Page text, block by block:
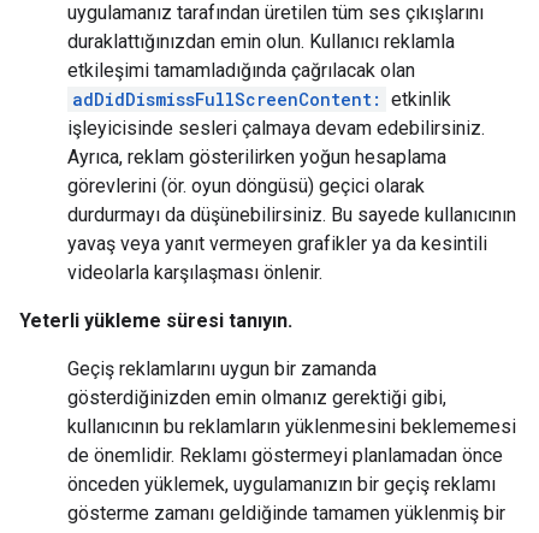
uygulamanız tarafından üretilen tüm ses çıkışlarını
duraklattığınızdan emin olun. Kullanıcı reklamla
etkileşimi tamamladığında çağrılacak olan
adDidDismissFullScreenContent: etkinlik
işleyicisinde sesleri çalmaya devam edebilirsiniz.
Ayrıca, reklam gösterilirken yoğun hesaplama
görevlerini (ör. oyun döngüsü) geçici olarak
durdurmayı da düşünebilirsiniz. Bu sayede kullanıcının
yavaş veya yanıt vermeyen grafikler ya da kesintili
videolarla karşılaşması önlenir.
Yeterli yükleme süresi tanıyın.
Geçiş reklamlarını uygun bir zamanda
gösterdiğinizden emin olmanız gerektiği gibi,
kullanıcının bu reklamların yüklenmesini beklememesi
de önemlidir. Reklamı göstermeyi planlamadan önce
önceden yüklemek, uygulamanızın bir geçiş reklamı
gösterme zamanı geldiğinde tamamen yüklenmiş bir